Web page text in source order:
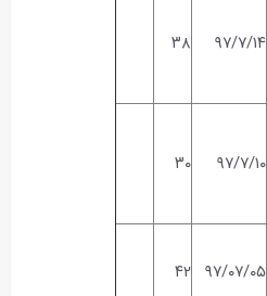
۹۷/۷/۱۴ ۳۸
۹۷/۷/۱۰ ۳۰
۹۷/۰۷/۰۵ ۴۲